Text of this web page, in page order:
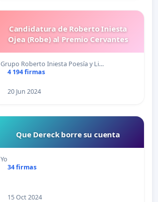
Candidatura de Roberto Iniesta
Ojea (Robe) al Premio Cervantes
Grupo Roberto Iniesta Poesía y Li…
4 194 firmas
20 Jun 2024
Que Dereck borre su cuenta
Yo
34 firmas
15 Oct 2024